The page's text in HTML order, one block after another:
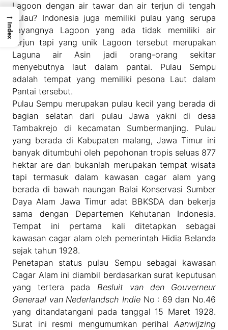
Lagoon dengan air tawar dan air terjun di tengah
pulau? Indonesia juga memiliki pulau yang serupa
sayangnya Lagoon yang ada tidak memiliki air
terjun tapi yang unik Lagoon tersebut merupakan
Laguna air Asin jadi orang-orang sekitar
menyebutnya laut dalam pantai. Pulau Sempu
adalah tempat yang memiliki pesona Laut dalam
Pantai tersebut.
Pulau Sempu merupakan pulau kecil yang berada di
bagian selatan dari pulau Jawa yakni di desa
Tambakrejo di kecamatan Sumbermanjing. Pulau
yang berada di Kabupaten malang, Jawa Timur ini
banyak ditumbuhi oleh pepohonan tropis seluas 877
hektar are dan bukanlah merupakan tempat wisata
tapi termasuk dalam kawasan cagar alam yang
berada di bawah naungan Balai Konservasi Sumber
Daya Alam Jawa Timur adat BBKSDA dan bekerja
sama dengan Departemen Kehutanan Indonesia.
Tempat ini pertama kali ditetapkan sebagai
kawasan cagar alam oleh pemerintah Hidia Belanda
sejak tahun 1928.
Penetapan status pulau Sempu sebagai kawasan
Cagar Alam ini diambil berdasarkan surat keputusan
yang tertera pada Besluit van den Gouverneur
Generaal van Nederlandsch IndieNo : 69 dan No.46
yang ditandatangani pada tanggal 15 Maret 1928.
Surat ini resmi mengumumkan perihal Aanwijzing
→
Index